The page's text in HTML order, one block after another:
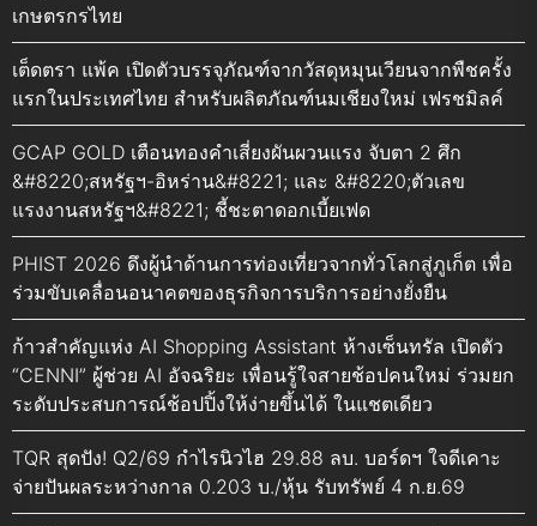
เกษตรกรไทย
เต็ดตรา แพ้ค เปิดตัวบรรจุภัณฑ์จากวัสดุหมุนเวียนจากพืชครั้ง
แรกในประเทศไทย สำหรับผลิตภัณฑ์นมเชียงใหม่ เฟรชมิลค์
GCAP GOLD เตือนทองคำเสี่ยงผันผวนแรง จับตา 2 ศึก
&#8220;สหรัฐฯ-อิหร่าน&#8221; และ &#8220;ตัวเลข
แรงงานสหรัฐฯ&#8221; ชี้ชะตาดอกเบี้ยเฟด
PHIST 2026 ดึงผู้นำด้านการท่องเที่ยวจากทั่วโลกสู่ภูเก็ต เพื่อ
ร่วมขับเคลื่อนอนาคตของธุรกิจการบริการอย่างยั่งยืน
ก้าวสำคัญแห่ง AI Shopping Assistant ห้างเซ็นทรัล เปิดตัว
“CENNI” ผู้ช่วย AI อัจฉริยะ เพื่อนรู้ใจสายช้อปคนใหม่ ร่วมยก
ระดับประสบการณ์ช้อปปิ้งให้ง่ายขึ้นได้ ในแชตเดียว
TQR สุดปัง! Q2/69 กำไรนิวไฮ 29.88 ลบ. บอร์ดฯ ใจดีเคาะ
จ่ายปันผลระหว่างกาล 0.203 บ./หุ้น รับทรัพย์ 4 ก.ย.69